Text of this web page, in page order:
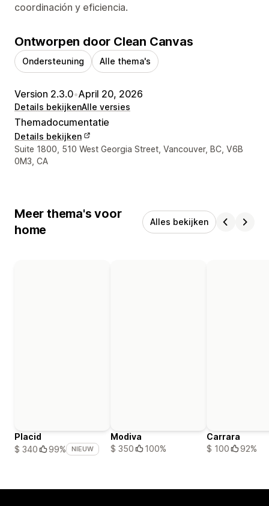
coordinación y eficiencia.
Ontworpen door Clean Canvas
Ondersteuning Alle thema's
Version 2.3.0•April 20, 2026
Details bekijkenAlle versies
Themadocumentatie
Details bekijken
Contactgegevens ontwerper
Suite 1800, 510 West Georgia Street, Vancouver, BC, V6B
0M3, CA
Meer thema's voor
home
Alles bekijken
Placid
$ 340
99% NIEUW
Modiva
$ 350
100%
Carrara
$ 100
92%